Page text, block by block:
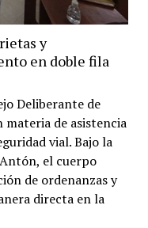
y
en doble fila
Deliberante de
de asistencia
vial. Bajo la
el cuerpo
de ordenanzas y
directa en la